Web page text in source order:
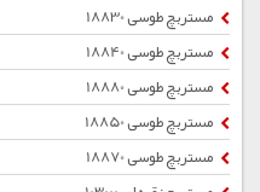
مستربچ طوسی 18830
مستربچ طوسی 18840
مستربچ طوسی 18880
مستربچ طوسی 18850
مستربچ طوسی 18870